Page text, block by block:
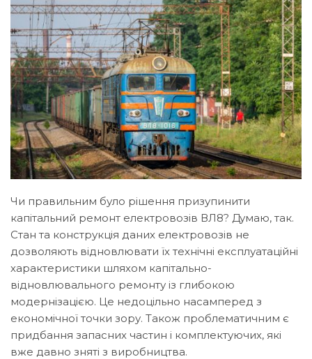
Чи правильним було рішення призупинити
капітальний ремонт електровозів ВЛ8? Думаю, так.
Стан та конструкція даних електровозів не
дозволяють відновлювати їх технічні експлуатаційні
характеристики шляхом капітально-
відновлювального ремонту із глибокою
модернізацією. Це недоцільно насамперед з
економічної точки зору. Також проблематичним є
придбання запасних частин і комплектуючих, які
вже давно зняті з виробництва.